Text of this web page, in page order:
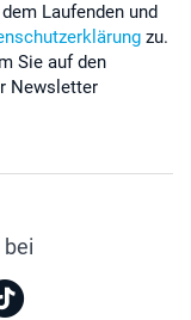
Laufenden und
zu.
Sie auf den
Newsletter